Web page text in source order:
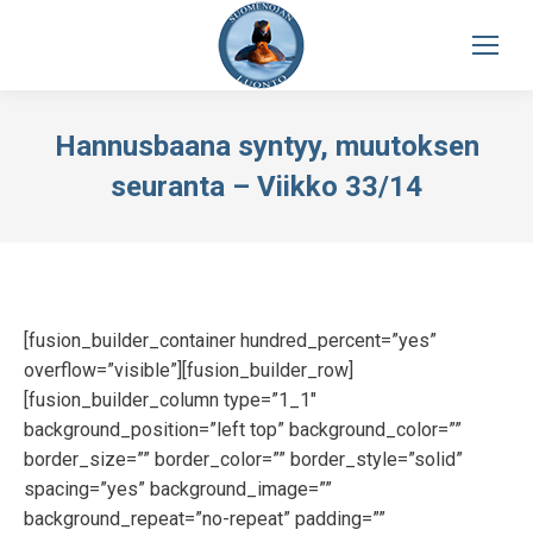
Hannusbaana syntyy, muutoksen
seuranta – Viikko 33/14
[fusion_builder_container hundred_percent=”yes”
overflow=”visible”][fusion_builder_row]
[fusion_builder_column type=”1_1″
background_position=”left top” background_color=””
border_size=”” border_color=”” border_style=”solid”
spacing=”yes” background_image=””
background_repeat=”no-repeat” padding=””